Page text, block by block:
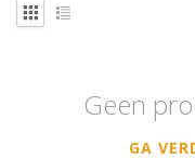
Geen
GA